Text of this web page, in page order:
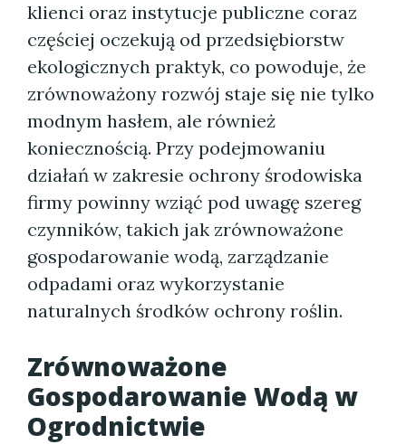
klienci oraz instytucje publiczne coraz
częściej oczekują od przedsiębiorstw
ekologicznych praktyk, co powoduje, że
zrównoważony rozwój staje się nie tylko
modnym hasłem, ale również
koniecznością. Przy podejmowaniu
działań w zakresie ochrony środowiska
firmy powinny wziąć pod uwagę szereg
czynników, takich jak zrównoważone
gospodarowanie wodą, zarządzanie
odpadami oraz wykorzystanie
naturalnych środków ochrony roślin.
Zrównoważone
Gospodarowanie Wodą w
Ogrodnictwie